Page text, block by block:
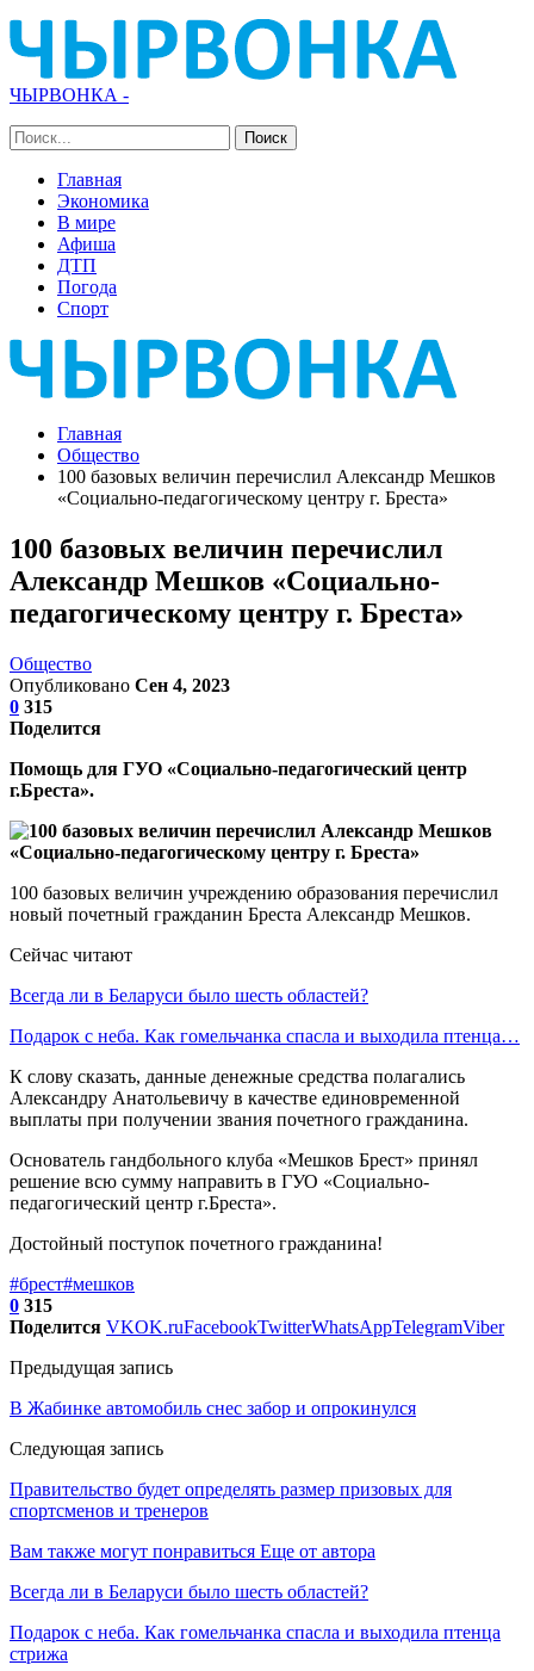
ЧЫРВОНКА -
Главная
Экономика
В мире
Афиша
ДТП
Погода
Спорт
Главная
Общество
100 базовых величин перечислил Александр Мешков
«Социально-педагогическому центру г. Бреста»
100 базовых величин перечислил
Александр Мешков «Социально-
педагогическому центру г. Бреста»
Общество
Опубликовано Сен 4, 2023
0 315
Поделится
Помощь для ГУО «Социально-педагогический центр
г.Бреста».
100 базовых величин учреждению образования перечислил
новый почетный гражданин Бреста Александр Мешков.
Сейчас читают
Всегда ли в Беларуси было шесть областей?
Подарок с неба. Как гомельчанка спасла и выходила птенца…
К слову сказать, данные денежные средства полагались
Александру Анатольевичу в качестве единовременной
выплаты при получении звания почетного гражданина.
Основатель гандбольного клуба «Мешков Брест» принял
решение всю сумму направить в ГУО «Социально-
педагогический центр г.Бреста».
Достойный поступок почетного гражданина!
#брест#мешков
0 315
Поделится VKOK.ruFacebookTwitterWhatsAppTelegramViber
Предыдущая запись
В Жабинке автомобиль снес забор и опрокинулся
Следующая запись
Правительство будет определять размер призовых для
спортсменов и тренеров
Вам также могут понравиться Еще от автора
Всегда ли в Беларуси было шесть областей?
Подарок с неба. Как гомельчанка спасла и выходила птенца
стрижа